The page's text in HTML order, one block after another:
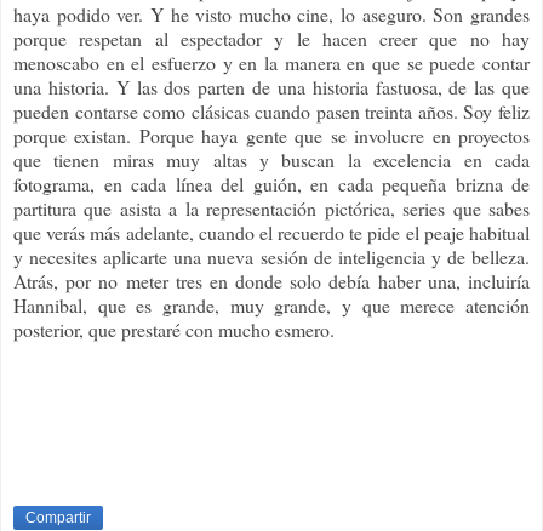
haya podido ver. Y he visto mucho cine, lo aseguro. Son grandes
porque respetan al espectador y le hacen creer que no hay
menoscabo en el esfuerzo y en la manera en que se puede contar
una historia. Y las dos parten de una historia fastuosa, de las que
pueden contarse como clásicas cuando pasen treinta años. Soy feliz
porque existan. Porque haya gente que se involucre en proyectos
que tienen miras muy altas y buscan la excelencia en cada
fotograma, en cada línea del guión, en cada pequeña brizna de
partitura que asista a la representación pictórica, series que sabes
que verás más adelante, cuando el recuerdo te pide el peaje habitual
y necesites aplicarte una nueva sesión de inteligencia y de belleza.
Atrás, por no meter tres en donde solo debía haber una, incluiría
Hannibal, que es grande, muy grande, y que merece atención
posterior, que prestaré con mucho esmero.
Compartir